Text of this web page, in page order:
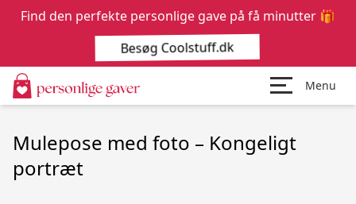
Menu
Mulepose med foto – Kongeligt
portræt
Find den perfekte personlige gave på få minutter 🎁
Besøg Coolstuff.dk